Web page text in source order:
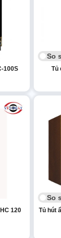
100S
So
Tủ
120
So
Tủ hút